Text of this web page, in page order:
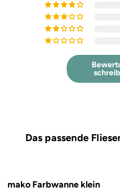
Das passende
mako Farbwanne klein